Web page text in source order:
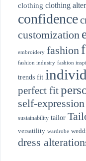
clothing clothing
confidence
customization
embroidery fashion
fashion industry fashion
trends fit
perfect fit
self-expression
sustainability tailor
versatility wardrobe
dress